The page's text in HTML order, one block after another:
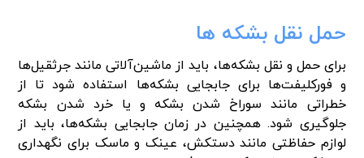
حمل نقل بشکه ها
برای حمل و نقل بشکه‌ها، باید از ماشین‌آلاتی مانند جرثقیل‌ها
و فورکلیفت‌ها برای جابجایی بشکه‌ها استفاده شود تا از
خطراتی مانند سوراخ شدن بشکه و یا خرد شدن بشکه
جلوگیری شود. همچنین در زمان جابجایی بشکه‌ها، باید از
لوازم حفاظتی مانند دستکش، عینک و ماسک برای نگهداری